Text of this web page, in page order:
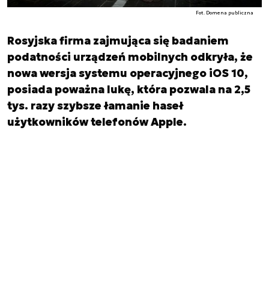
Fot. Domena publiczna
Rosyjska firma zajmująca się badaniem
podatności urządzeń mobilnych odkryła, że
nowa wersja systemu operacyjnego iOS 10,
posiada poważna lukę, która pozwala na 2,5
tys. razy szybsze łamanie haseł
użytkowników telefonów Apple.